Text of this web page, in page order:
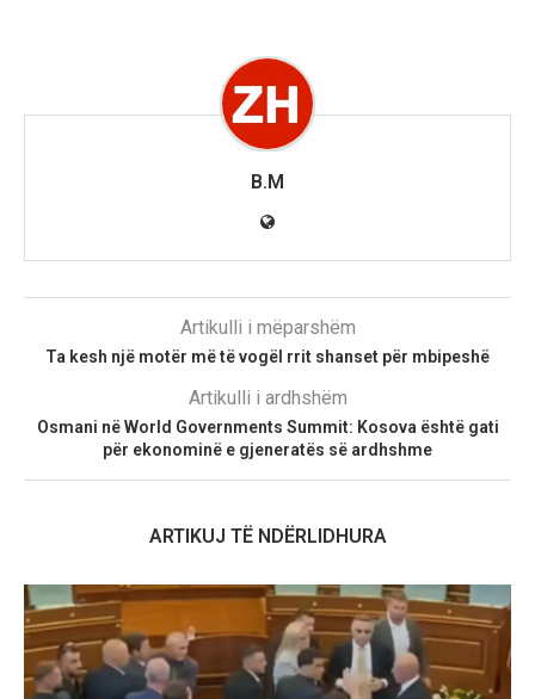
B.M
Artikulli i mëparshëm
Ta kesh një motër më të vogël rrit shanset për mbipeshë
Artikulli i ardhshëm
Osmani në World Governments Summit: Kosova është gati
për ekonominë e gjeneratës së ardhshme
ARTIKUJ TË NDËRLIDHURA